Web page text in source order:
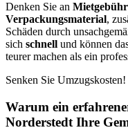
Denken Sie an
Verpackungsmaterial,
Schäden durch
sich schnell und können
teurer machen als ein
Senken Sie
Warum ein
Norderstedt Ihre